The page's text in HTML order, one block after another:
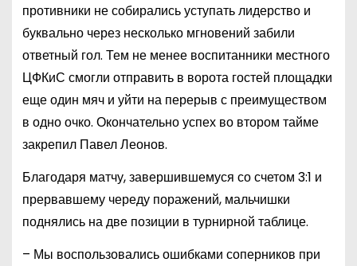
противники не собирались уступать лидерство и
буквально через несколько мгновений забили
ответный гол. Тем не менее воспитанники местного
ЦФКиС смогли отправить в ворота гостей площадки
еще один мяч и уйти на перерыв с преимуществом
в одно очко. Окончательно успех во втором тайме
закрепил Павел Леонов.
Благодаря матчу, завершившемуся со счетом 3:1 и
прервавшему череду поражений, мальчишки
поднялись на две позиции в турнирной таблице.
– Мы воспользовались ошибками соперников при